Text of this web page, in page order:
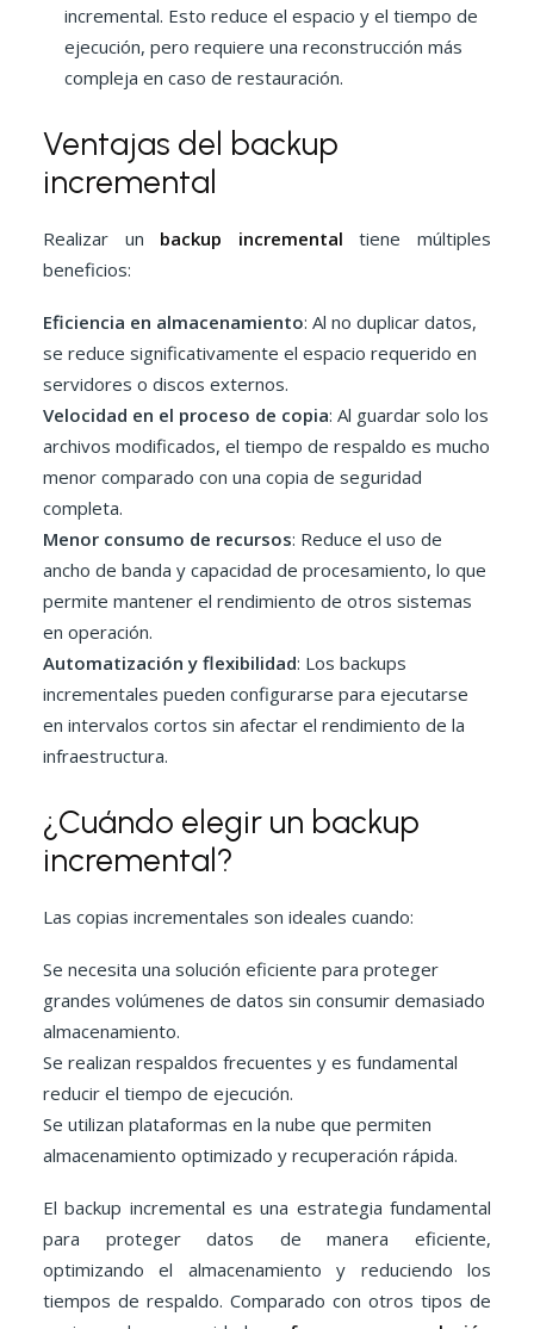
incremental. Esto reduce el espacio y el tiempo de
ejecución, pero requiere una reconstrucción más
compleja en caso de restauración.
Ventajas del backup
incremental
Realizar un backup incremental tiene múltiples
beneficios:
Eficiencia en almacenamiento: Al no duplicar datos,
se reduce significativamente el espacio requerido en
servidores o discos externos.
Velocidad en el proceso de copia: Al guardar solo los
archivos modificados, el tiempo de respaldo es mucho
menor comparado con una copia de seguridad
completa.
Menor consumo de recursos: Reduce el uso de
ancho de banda y capacidad de procesamiento, lo que
permite mantener el rendimiento de otros sistemas
en operación.
Automatización y flexibilidad: Los backups
incrementales pueden configurarse para ejecutarse
en intervalos cortos sin afectar el rendimiento de la
infraestructura.
¿Cuándo elegir un backup
incremental?
Las copias incrementales son ideales cuando:
Se necesita una solución eficiente para proteger
grandes volúmenes de datos sin consumir demasiado
almacenamiento.
Se realizan respaldos frecuentes y es fundamental
reducir el tiempo de ejecución.
Se utilizan plataformas en la nube que permiten
almacenamiento optimizado y recuperación rápida.
El backup incremental es una estrategia fundamental
para proteger datos de manera eficiente,
optimizando el almacenamiento y reduciendo los
tiempos de respaldo. Comparado con otros tipos de